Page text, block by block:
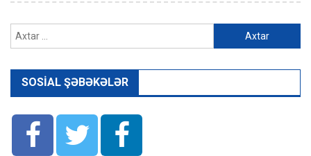
SOSIAL ŞƏBƏKƏLƏR